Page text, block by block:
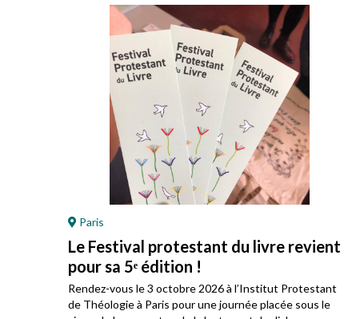
Paris
Le Festival protestant du livre revient
pour sa 5ᵉ édition !
Rendez-vous le 3 octobre 2026 à l’Institut Protestant
de Théologie à Paris pour une journée placée sous le